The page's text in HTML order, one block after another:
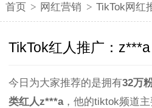
首页 > 网红营销 > TikTok网红
TikTok红人推广：
今日为大家推荐的是拥有32万
类红人z***a，他的tiktok频道